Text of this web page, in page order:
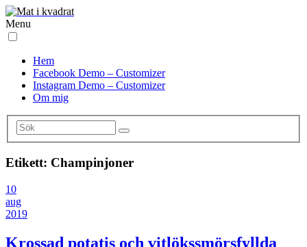
Menu
Hem
Facebook Demo – Customizer
Instagram Demo – Customizer
Om mig
Etikett: Champinjoner
10
aug
2019
Krossad potatis och vitlökssmörsfyllda